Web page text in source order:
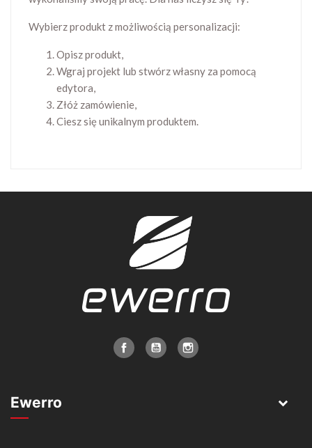
Wybierz produkt z możliwością personalizacji:
Opisz produkt,
Wgraj projekt lub stwórz własny za pomocą
edytora,
Złóż zamówienie,
Ciesz się unikalnym produktem.
Ewerro